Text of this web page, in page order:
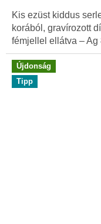
Kis ezüst kiddus
korából, gravírozott
fémjellel ellátva – Ag
Újdonság
Tipp